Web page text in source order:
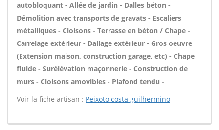
autobloquant - Allée de jardin - Dalles béton -
Démolition avec transports de gravats - Escaliers
métalliques - Cloisons - Terrasse en béton / Chape -
Carrelage extérieur - Dallage extérieur - Gros oeuvre
(Extension maison, construction garage, etc) - Chape
fluide - Surélévation maçonnerie - Construction de
murs - Cloisons amovibles - Plafond tendu -
Voir la fiche artisan : Peixoto costa guilhermino